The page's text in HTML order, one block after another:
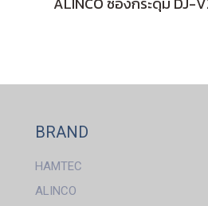
BRAND
HAMTEC
ALINCO